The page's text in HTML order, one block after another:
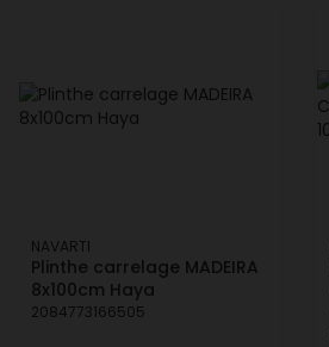
NAVARTI
Plinthe carrelage MADEIRA
8x100cm Haya
2084773166505